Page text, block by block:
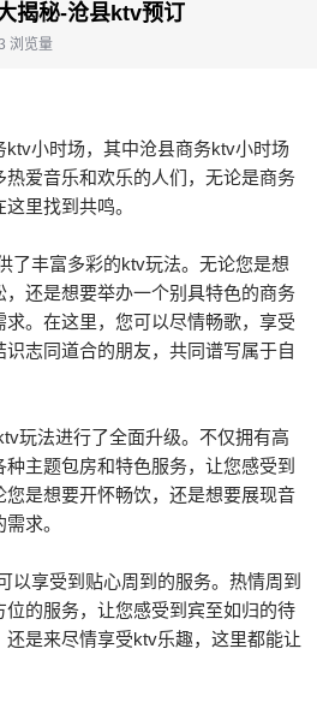
揭秘-沧县ktv预订
浏览量
小时场，其中沧县商务ktv小时场
爱音乐和欢乐的人们，无论是商务
里找到共鸣。
了丰富多彩的ktv玩法。无论您是想
还是想要举办一个别具特色的商务
。在这里，您可以尽情畅歌，享受
志同道合的朋友，共同谱写属于自
玩法进行了全面升级。不仅拥有高
主题包房和特色服务，让您感受到
是想要开怀畅饮，还是想要展现音
求。
以享受到贴心周到的服务。热情周到
的服务，让您感受到宾至如归的待
是来尽情享受ktv乐趣，这里都能让